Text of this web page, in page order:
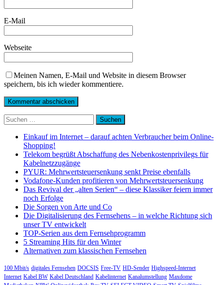
E-Mail
Webseite
Meinen Namen, E-Mail und Website in diesem Browser
speichern, bis ich wieder kommentiere.
Suchen
nach:
Einkauf im Internet – darauf achten Verbraucher beim Online-
Shopping!
Telekom begrüßt Abschaffung des Nebenkostenprivilegs für
Kabelnetzzugänge
PYUR: Mehrwertsteuersenkung senkt Preise ebenfalls
Vodafone-Kunden profitieren von Mehrwertsteuersenkung
Das Revival der „alten Serien“ – diese Klassiker feiern immer
noch Erfolge
Die Sorgen von Arte und Co
Die Digitalisierung des Fernsehens – in welche Richtung sich
unser TV entwickelt
TOP-Serien aus dem Fernsehprogramm
5 Streaming Hits für den Winter
Alternativen zum klassischen Fernsehen
100 Mbit/s digitales Fernsehen DOCSIS Free-TV HD-Sender Highspeed-Internet
Internet Kabel BW Kabel Deutschland Kabelinternet Kanalumstellung Maxdome